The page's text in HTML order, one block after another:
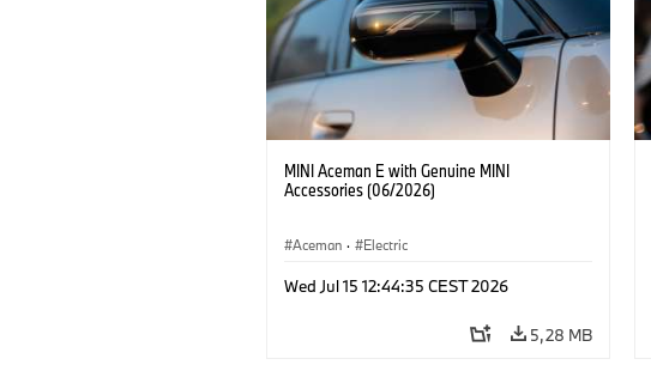
MINI Aceman E with Genuine MINI
Accessories (06/2026)
Aceman · Electric
Wed Jul 15 12:44:35 CEST 2026
5,28 MB